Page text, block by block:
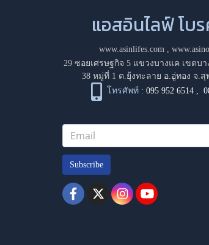
แอสอินไลฟ์ โบ
www.asinlifes.com,
29 ซอยเศรษฐกิจ 5 แขวงบางแค เขตบา
38 หมู่ที่ 1 ต.ยุ้งทะลาย อ.อู่ทอง จ.สุ
โทรศัพท์ : 095 952 6514 ,
Subscribe